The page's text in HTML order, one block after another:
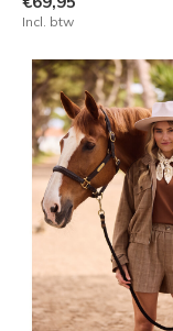
Incl. btw